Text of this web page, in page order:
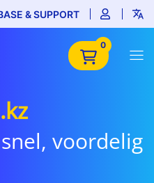
& SUPPORT
0
voordelig